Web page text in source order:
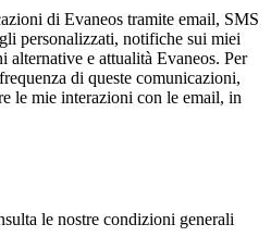
di Evaneos tramite email, SMS
personalizzati, notifiche sui miei
e attualità Evaneos. Per
di queste comunicazioni,
le mie interazioni con le email, in
le nostre condizioni generali